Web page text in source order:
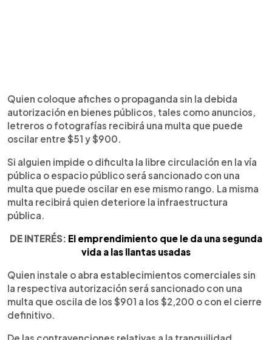
Quien coloque afiches o propaganda sin la debida
autorización en bienes públicos, tales como anuncios,
letreros o fotografías recibirá una multa que puede
oscilar entre $51 y $900.
Si alguien impide o dificulta la libre circulación en la vía
pública o espacio público será sancionado con una
multa que puede oscilar en ese mismo rango. La misma
multa recibirá quien deteriore la infraestructura
pública.
DE INTERÉS: El emprendimiento que le da una segunda
vida a las llantas usadas
Quien instale o abra establecimientos comerciales sin
la respectiva autorización será sancionado con una
multa que oscila de los $901 a los $2,200 o con el cierre
definitivo.